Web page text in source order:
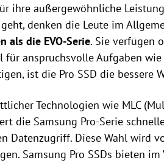
ihre außergewöhnliche
geht, denken die Leute im
als die EVO-Serie. Sie verfügen
anspruchsvolle Aufgaben
ist die Pro SSD die bessere
Technologien wie MLC
die Samsung Pro-Serie
Datenzugriff. Diese Wahl wird
Samsung Pro SSDs bieten